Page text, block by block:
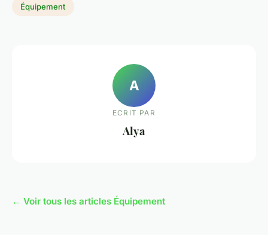
Équipement
A
ECRIT PAR
Alya
← Voir tous les articles Équipement